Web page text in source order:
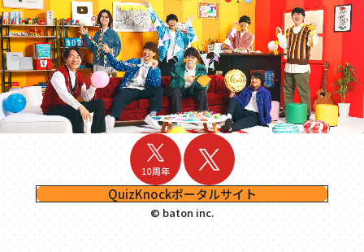
QuizKnockポータルサイト
© baton inc.